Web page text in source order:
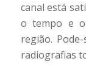
canal está
o tempo e o
região.
radiografias